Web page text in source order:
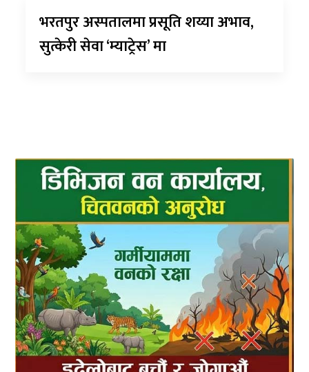
भरतपुर अस्पतालमा प्रसूति शय्या अभाव,
सुत्केरी सेवा ‘म्याट्रेस’ मा